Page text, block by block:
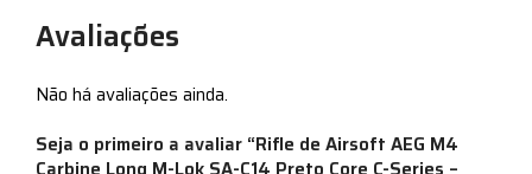
Avaliações
Não há avaliações ainda.
Seja o primeiro a avaliar “Rifle de Airsoft AEG M4